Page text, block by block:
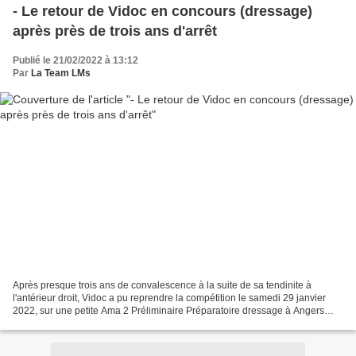
- Le retour de Vidoc en concours (dressage)
après près de trois ans d'arrêt
Publié le 21/02/2022 à 13:12
Par La Team LMs
Après presque trois ans de convalescence à la suite de sa tendinite à
l'antérieur droit, Vidoc a pu reprendre la compétition le samedi 29 janvier
2022, sur une petite Ama 2 Préliminaire Préparatoire dressage à Angers